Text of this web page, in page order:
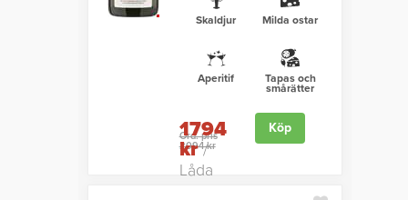
Skaldjur Milda ostar
Aperitif Tapas och
smårätter
Ord. pris
2094 kr
1794
kr/
Låda
Köp